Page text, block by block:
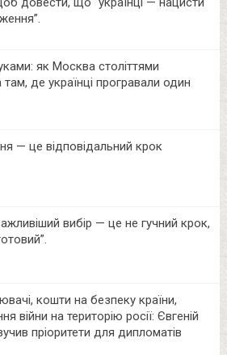
як Москва століттями
там, де українці програвали один
— це відповідальний крок
вибір — це не гучний крок,
кошти на безпеку країни,
війни на територію росії: Євгеній
пріоритети для дипломатів